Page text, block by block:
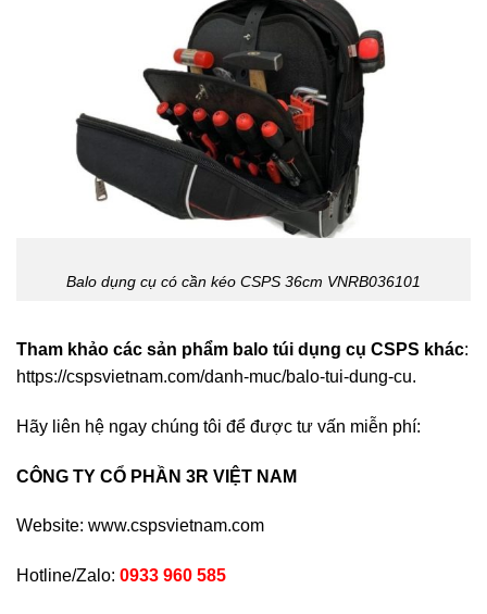
Balo dụng cụ có cần kéo CSPS 36cm VNRB036101
Tham khảo các sản phẩm balo túi dụng cụ CSPS khác:
https://cspsvietnam.com/danh-muc/balo-tui-dung-cu.
Hãy liên hệ ngay chúng tôi để được tư vấn miễn phí:
CÔNG TY CỔ PHẦN 3R VIỆT NAM
Website: www.cspsvietnam.com
Hotline/Zalo: 0933 960 585